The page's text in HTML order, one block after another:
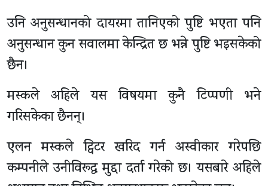
उनि अनुसन्धानको दायरमा तानिएको पुष्टि भएता पनि
अनुसन्धान कुन सवालमा केन्द्रित छ भन्ने पुष्टि भइसकेको
छैन।
मस्कले अहिले यस विषयमा कुनै टिप्पणी भने
गरिसकेका छैनन्।
एलन मस्कले ट्विटर खरिद गर्न अस्वीकार गरेपछि
कम्पनीले उनीविरूद्ध मुद्दा दर्ता गरेको छ। यसबारे अहिले